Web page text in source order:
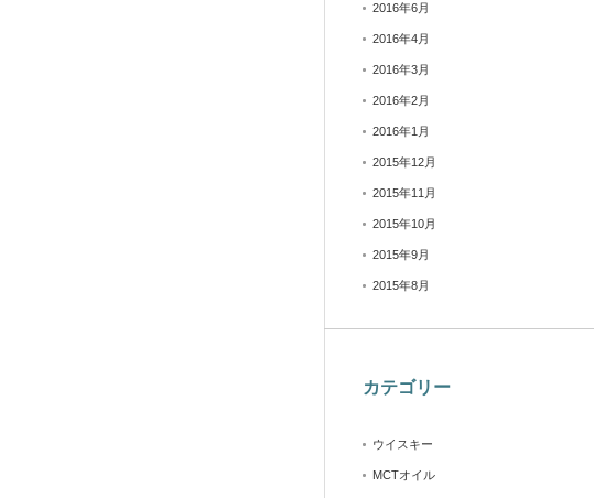
2016年6月
2016年4月
2016年3月
2016年2月
2016年1月
2015年12月
2015年11月
2015年10月
2015年9月
2015年8月
カテゴリー
ウイスキー
MCTオイル